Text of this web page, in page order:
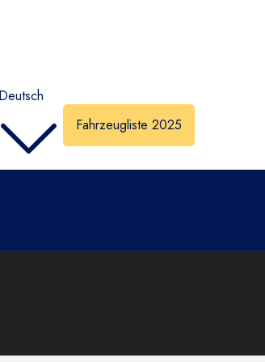
Deutsch
Fahrzeugliste 2025